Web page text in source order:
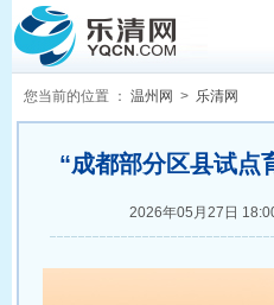
您当前的位置 ： 温州网 > 乐清网
“成都部分区县试点
2026年05月27日